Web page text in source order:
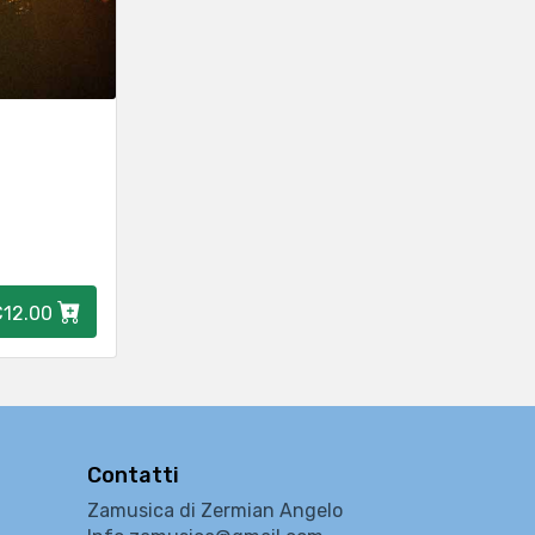
Contatti
Zamusica di Zermian Angelo